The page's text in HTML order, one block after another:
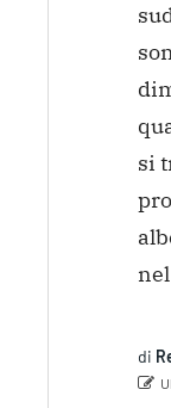
si
di